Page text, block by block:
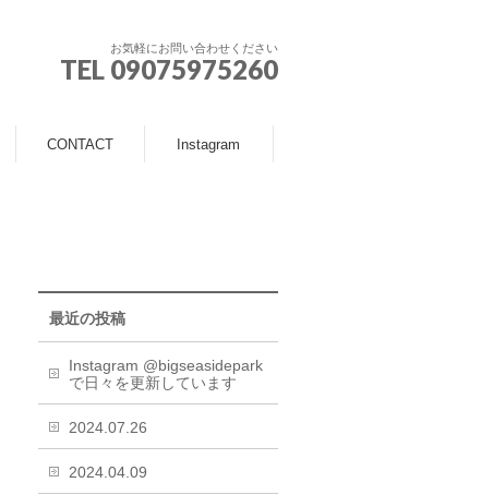
お気軽にお問い合わせください
TEL 09075975260
CONTACT Instagram
最近の投稿
Instagram @bigseasidepark
で日々を更新しています
2024.07.26
2024.04.09